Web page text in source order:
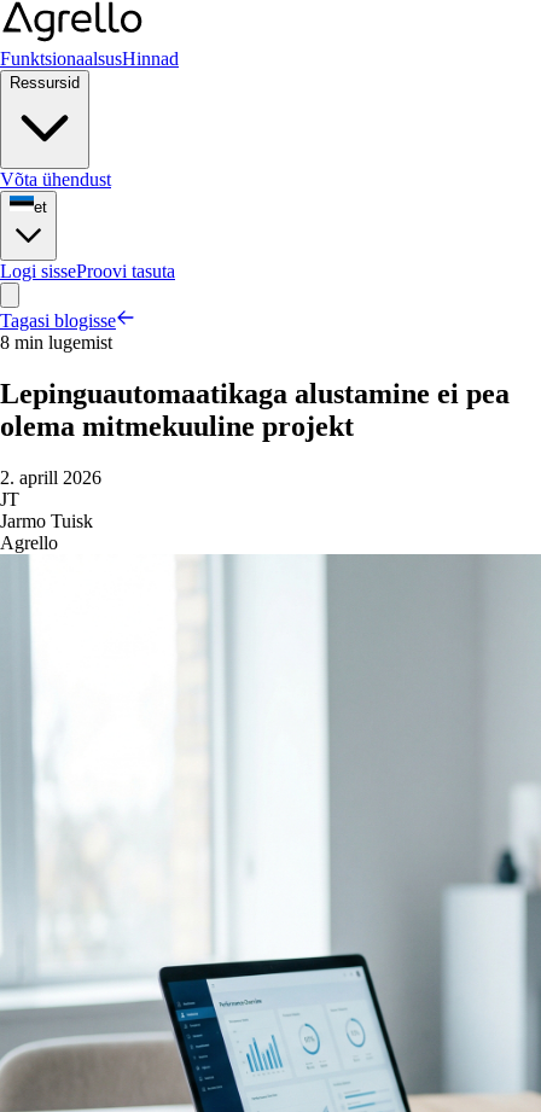
FunktsionaalsusHinnad
Ressursid
Võta ühendust
et
Logi sisseProovi tasuta
Tagasi blogisse
8 min lugemist
Lepinguautomaatikaga alustamine ei pea
olema mitmekuuline projekt
2. aprill 2026
JT
Jarmo Tuisk
Agrello